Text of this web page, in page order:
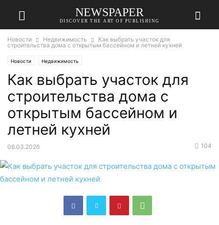
NEWSPAPER
DISCOVER THE ART OF PUBLISHING
Новости Недвижимость
Как выбрать участок для
строительства дома с открытым бассейном и летней кухней
Новости Недвижимость
Как выбрать участок для
строительства дома с
открытым бассейном и
летней кухней
06.03.2026 104